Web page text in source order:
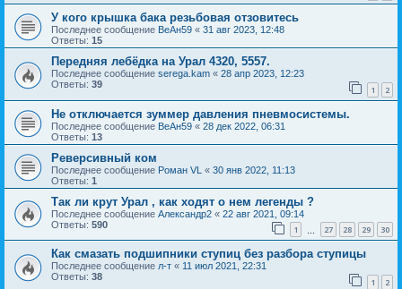
У кого крышка бака резьбовая отзовитесь
Последнее сообщение ВеАн59 « 31 авг 2023, 12:48
Ответы: 15
Передняя лебёдка на Урал 4320, 5557.
Последнее сообщение serega.kam « 28 апр 2023, 12:23
Ответы: 39 1 2
Не отключается зуммер давления пневмосистемы.
Последнее сообщение ВеАн59 « 28 дек 2022, 06:31
Ответы: 13
Реверсивный ком
Последнее сообщение Роман VL « 30 янв 2022, 11:13
Ответы: 1
Так ли крут Урал , как ходят о нем легенды ?
Последнее сообщение Александр2 « 22 авг 2021, 09:14
Ответы: 590 1 27 28 29 30
Как смазать подшипники ступиц без разбора ступицы
Последнее сообщение л-т « 11 июл 2021, 22:31
Ответы: 38 1 2